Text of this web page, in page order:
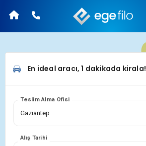
En ideal aracı, 1 dakikada kirala!
Teslim Alma Ofisi
Alış Tarihi